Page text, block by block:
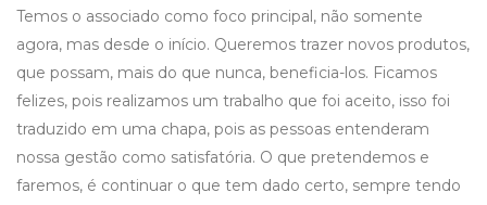
Temos o associado como foco principal, não somente
agora, mas desde o início. Queremos trazer novos produtos,
que possam, mais do que nunca, beneficia-los. Ficamos
felizes, pois realizamos um trabalho que foi aceito, isso foi
traduzido em uma chapa, pois as pessoas entenderam
nossa gestão como satisfatória. O que pretendemos e
faremos, é continuar o que tem dado certo, sempre tendo